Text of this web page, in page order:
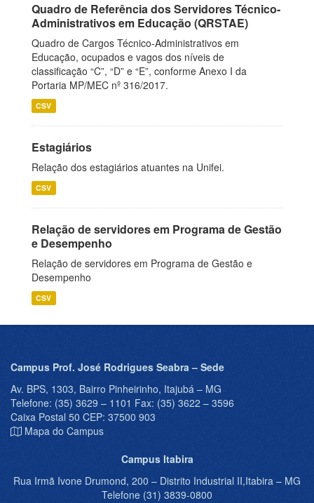
Quadro de Referência dos Servidores Técnico-
Administrativos em Educação (QRSTAE)
Quadro de Cargos Técnico-Administrativos em
Educação, ocupados e vagos dos níveis de
classificação “C”, “D” e “E”, conforme Anexo I da
Portaria MP/MEC nº 316/2017.
CSV
Estagiários
Relação dos estagiários atuantes na Unifei.
CSV
Relação de servidores em Programa de Gestão
e Desempenho
Relação de servidores em Programa de Gestão e
Desempenho
CSV
Campus Prof. José Rodrigues Seabra – Sede
Av. BPS, 1303, Bairro Pinheirinho, Itajubá – MG
Telefone: (35) 3629 – 1101 Fax: (35) 3622 – 3596
Caixa Postal 50 CEP: 37500 903
Mapa do Campus
Campus Itabira
Rua Irmã Ivone Drumond, 200 – Distrito Industrial II,Itabira – MG
Telefone (31) 3839-0800